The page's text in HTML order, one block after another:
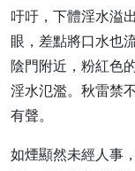
吁吁，下體淫水溢
眼，差點將口水也
陰門附近，粉紅色
淫水氾濫。秋雷禁
有聲。
如煙顯然未經人事